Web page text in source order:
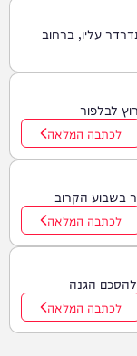
עליו, ברחוב
לבלפור
לכתבה המלאה
בשבוע הקרוב
לכתבה המלאה
הגנה
לכתבה המלאה